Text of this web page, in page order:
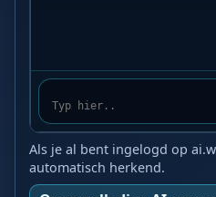
Als je al bent ingelogd op
automatisch herkend.